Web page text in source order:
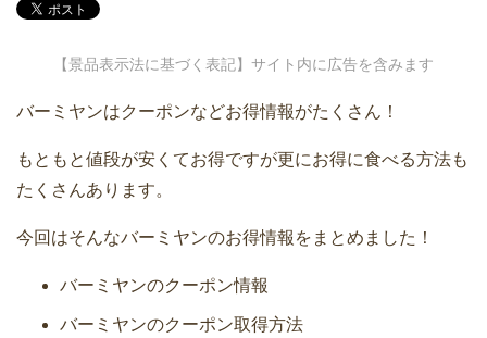
【景品表示法に基づく表記】サイト内に広告を含みます
バーミヤンはクーポンなどお得情報がたくさん！
もともと値段が安くてお得ですが更にお得に食べる方法も
たくさんあります。
今回はそんなバーミヤンのお得情報をまとめました！
バーミヤンのクーポン情報
バーミヤンのクーポン取得方法